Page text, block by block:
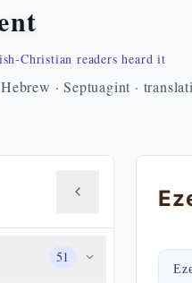
Christian readers heard it
· Septuagint ·
51